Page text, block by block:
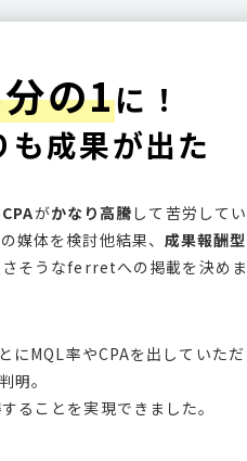
の1に！
も成果が出た
がかなり高騰 して苦労してい
媒体を検討他結果、 成果報酬型
そうなferretへの掲載を決めま
にMQL率やCPAを出していただ
明。
ることを実現できました。